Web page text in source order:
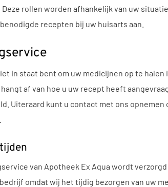
rollen worden afhankelijk van uw
recepten bij uw huisarts aan.
in staat bent om uw medicijnen op te
af van hoe u uw recept heeft
Uiteraard kunt u contact met ons
van Apotheek Ex Aqua wordt
omdat wij het tijdig bezorgen van uw